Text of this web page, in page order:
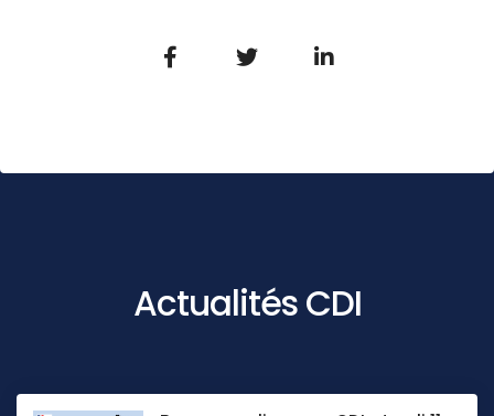
Actualités CDI